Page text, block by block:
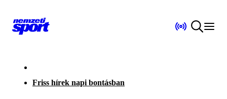
Friss hírek napi bontásban